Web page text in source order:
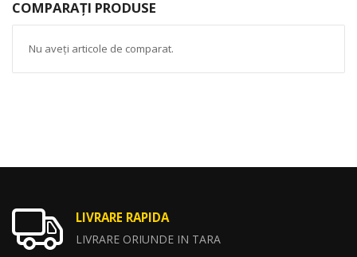
COMPARAȚI PRODUSE
Nu aveți articole de comparat.
LIVRARE RAPIDA
LIVRARE ORIUNDE IN TARA